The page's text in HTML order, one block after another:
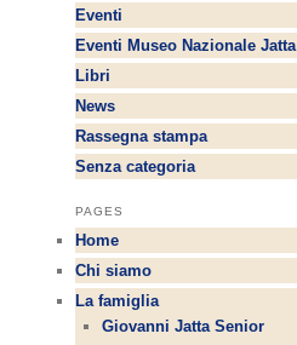
Eventi
Eventi Museo Nazionale Jatta
Libri
News
Rassegna stampa
Senza categoria
PAGES
Home
Chi siamo
La famiglia
Giovanni Jatta Senior